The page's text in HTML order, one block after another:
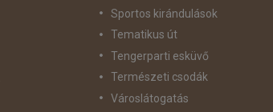
Sportos kirándulások
Tematikus út
Tengerparti esküvő
Természeti csodák
Városlátogatás